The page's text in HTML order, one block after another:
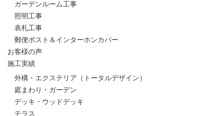
ガーデンルーム工事
照明工事
表札工事
郵便ポスト＆インターホンカバー
お客様の声
施工実績
外構・エクステリア（トータルデザイン）
庭まわり・ガーデン
デッキ・ウッドデッキ
テラス